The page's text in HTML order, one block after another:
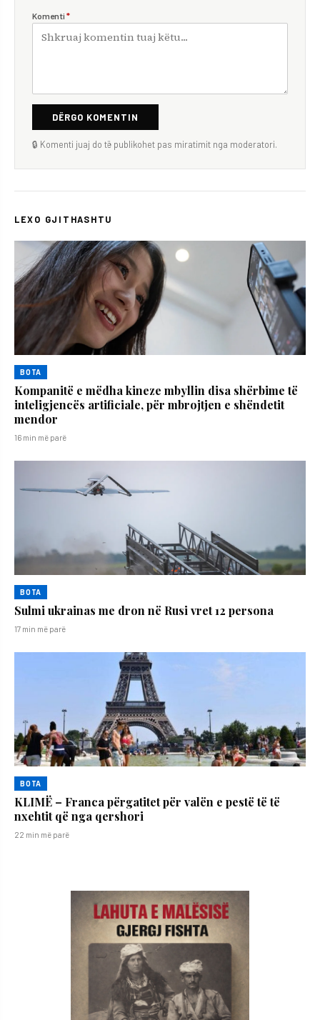
Komenti *
DËRGO KOMENTIN
🔒 Komenti juaj do të publikohet pas miratimit nga moderatori.
LEXO GJITHASHTU
BOTA
Kompanitë e mëdha kineze mbyllin disa shërbime të
inteligjencës artificiale, për mbrojtjen e shëndetit
mendor
16 min më parë
BOTA
Sulmi ukrainas me dron në Rusi vret 12 persona
17 min më parë
BOTA
KLIMË – Franca përgatitet për valën e pestë të të
nxehtit që nga qershori
22 min më parë